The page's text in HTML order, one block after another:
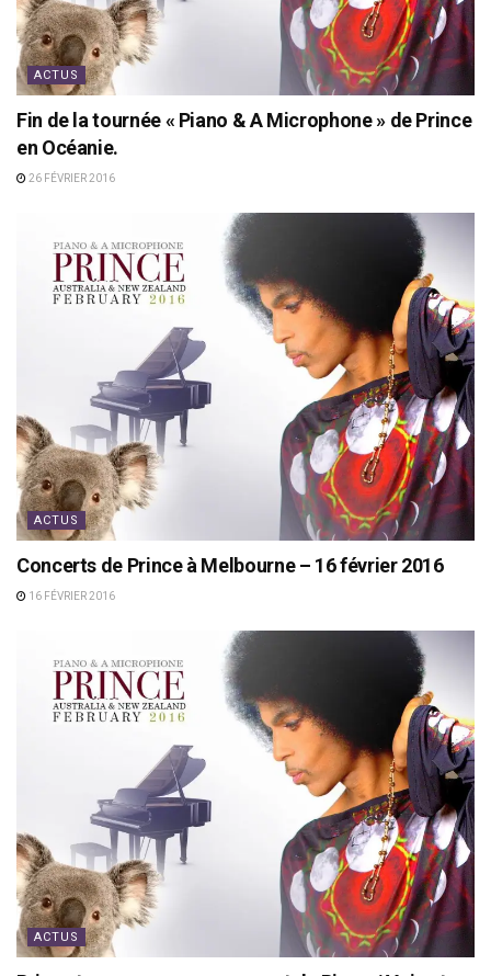
ACTUS
Fin de la tournée « Piano & A Microphone » de Prince
en Océanie.
26 FÉVRIER 2016
ACTUS
Concerts de Prince à Melbourne – 16 février 2016
16 FÉVRIER 2016
ACTUS